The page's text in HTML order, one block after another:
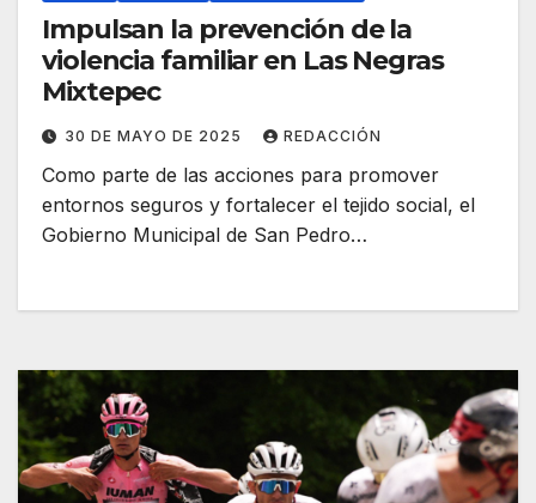
Impulsan la prevención de la
violencia familiar en Las Negras
Mixtepec
30 DE MAYO DE 2025 REDACCIÓN
Como parte de las acciones para promover
entornos seguros y fortalecer el tejido social, el
Gobierno Municipal de San Pedro…